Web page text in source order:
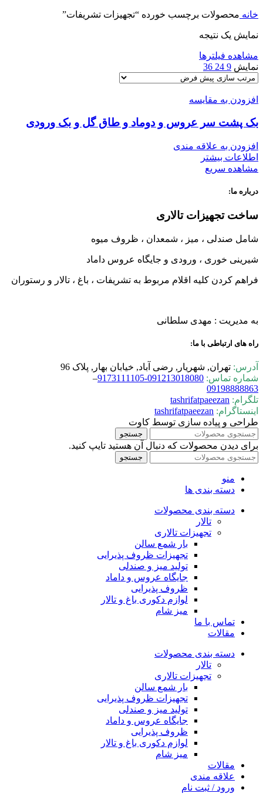
خانه محصولات برچسب خورده “تجهیزات تشریفات”
نمایش یک نتیجه
مشاهده فیلترها
نمایش 9
24
36
افزودن به مقایسه
بک پشت سر عروس و دوماد و طاق گل و بک ورودی
افزودن به علاقه مندی
اطلاعات بیشتر
مشاهده سریع
درباره ما:
ساخت تجهیزات تالاری
شامل صندلی ، میز ، شمعدان ، ظروف میوه
شیرینی خوری ، ورودی و جایگاه عروس داماد
فراهم کردن کلیه اقلام مربوط به تشریفات ، باغ ، تالار و رستوران
به مدیریت : مهدی سلطانی
راه های ارتباطی با ما:
آدرس: تهران, شهریار, رضی آباد, خیابان بهار, پلاک 96
شماره تماس:
091213018080-9173111105
–
09198888863
تلگرام: tashrifatpaeezan
اینستاگرام: tashrifatpaeezan
طراحی و پیاده سازی توسط کاوت
جستجو
برای دیدن محصولات که دنبال آن هستید تایپ کنید.
جستجو
منو
دسته بندی ها
دسته بندی محصولات
تالار
تجهیزات تالاری
بار شمع سالن
تجهیزات ظروف پذیرایی
تولید میز و صندلی
جایگاه عروس و داماد
ظروف پذیرایی
لوازم دکوری باغ و تالار
میز شام
تماس با ما
مقالات
دسته بندی محصولات
تالار
تجهیزات تالاری
بار شمع سالن
تجهیزات ظروف پذیرایی
تولید میز و صندلی
جایگاه عروس و داماد
ظروف پذیرایی
لوازم دکوری باغ و تالار
میز شام
مقالات
علاقه مندی
ورود / ثبت نام